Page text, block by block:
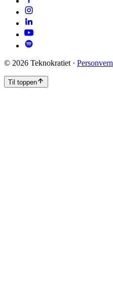
© 2026 Teknokratiet · Personvern
Til toppen